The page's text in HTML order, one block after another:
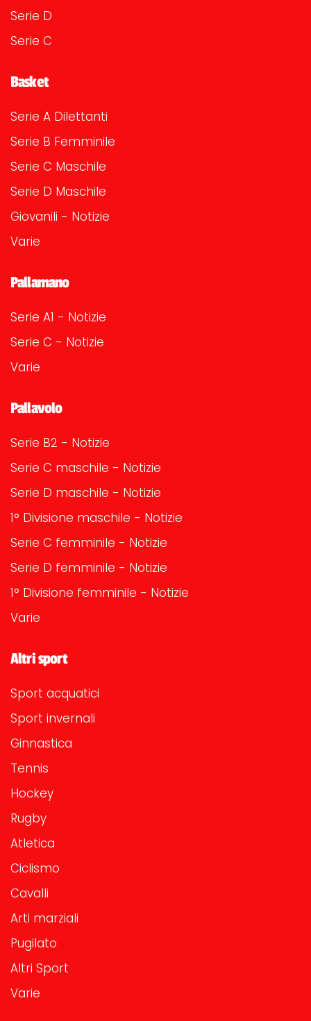
Serie D
Serie C
Basket
Serie A Dilettanti
Serie B Femminile
Serie C Maschile
Serie D Maschile
Giovanili - Notizie
Varie
Pallamano
Serie A1 - Notizie
Serie C - Notizie
Varie
Pallavolo
Serie B2 - Notizie
Serie C maschile - Notizie
Serie D maschile - Notizie
1° Divisione maschile - Notizie
Serie C femminile - Notizie
Serie D femminile - Notizie
1° Divisione femminile - Notizie
Varie
Altri sport
Sport acquatici
Sport invernali
Ginnastica
Tennis
Hockey
Rugby
Atletica
Ciclismo
Cavalli
Arti marziali
Pugilato
Altri Sport
Varie